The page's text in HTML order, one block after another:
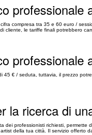
professionale
compresa tra 35 e 60 euro /
cliente, le tariffe finali potrebbero
professionale
45 € / seduta, tuttavia, il prezzo
la ricerca di
dei professionisti richiesti,
della tua città. Il servizio offerto